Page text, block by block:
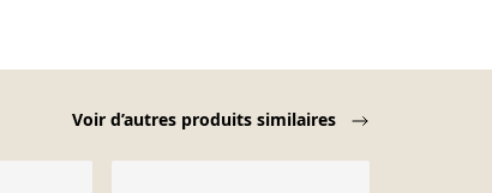
Voir d’autres produits similaires